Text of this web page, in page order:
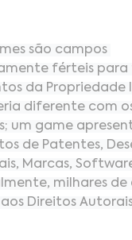
são campos
férteis para
da Propriedade
diferente com
um game
de Patentes,
Marcas,
milhares de
Direitos